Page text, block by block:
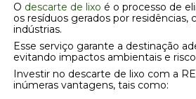
O descarte de lixo é o processo de
os resíduos gerados por residências,
indústrias.
Esse serviço garante a destinação
evitando impactos ambientais e
Investir no descarte de lixo com a
inúmeras vantagens, tais como: